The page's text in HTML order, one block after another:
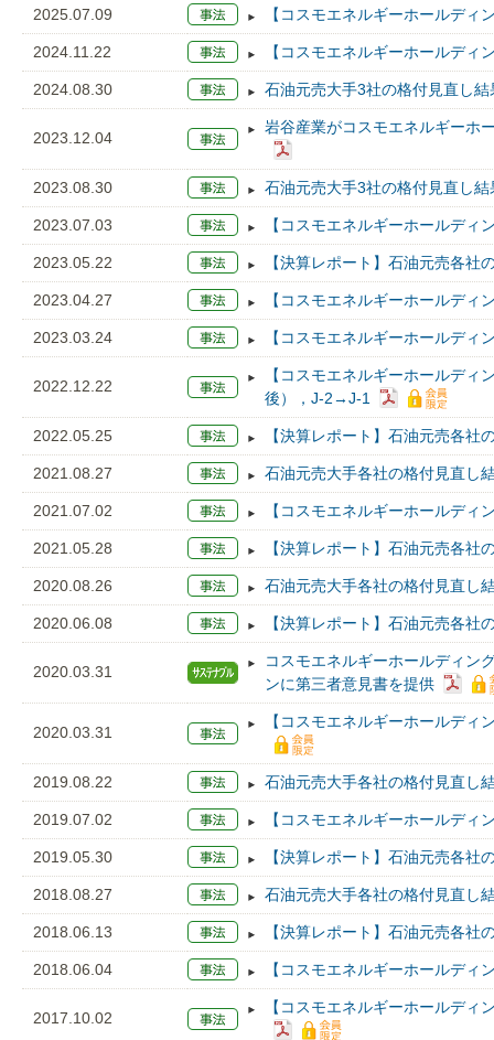
2025.07.09 【コスモエネルギーホールディ
2024.11.22 【コスモエネルギーホールディ
2024.08.30 石油元売大手3社の格付見直し結
2023.12.04
岩谷産業がコスモエネルギーホ
2023.08.30 石油元売大手3社の格付見直し結
2023.07.03 【コスモエネルギーホールディ
2023.05.22 【決算レポート】石油元売各社
2023.04.27 【コスモエネルギーホールディ
2023.03.24 【コスモエネルギーホールディ
2022.12.22
【コスモエネルギーホールデ
後），J-2→J-1
2022.05.25 【決算レポート】石油元売各社
2021.08.27 石油元売大手各社の格付見直し
2021.07.02 【コスモエネルギーホールディ
2021.05.28 【決算レポート】石油元売各社
2020.08.26 石油元売大手各社の格付見直し
2020.06.08 【決算レポート】石油元売各社
2020.03.31
コスモエネルギーホールディン
ンに第三者意見書を提供
2020.03.31
【コスモエネルギーホールディ
2019.08.22 石油元売大手各社の格付見直し
2019.07.02 【コスモエネルギーホールディ
2019.05.30 【決算レポート】石油元売各社
2018.08.27 石油元売大手各社の格付見直し
2018.06.13 【決算レポート】石油元売各社
2018.06.04 【コスモエネルギーホールディ
2017.10.02
【コスモエネルギーホールディ